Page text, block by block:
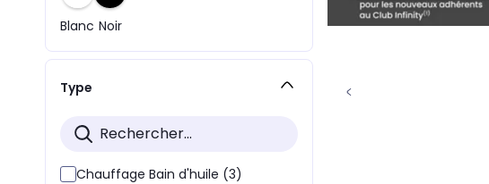
Blanc Noir
Type
Chauffage Bain d'huile (3)